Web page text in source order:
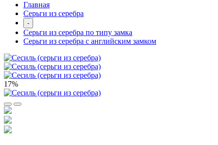
Главная
Серьги из серебра
-
Серьги из серебра по типу замка
Серьги из серебра с английским замком
17%